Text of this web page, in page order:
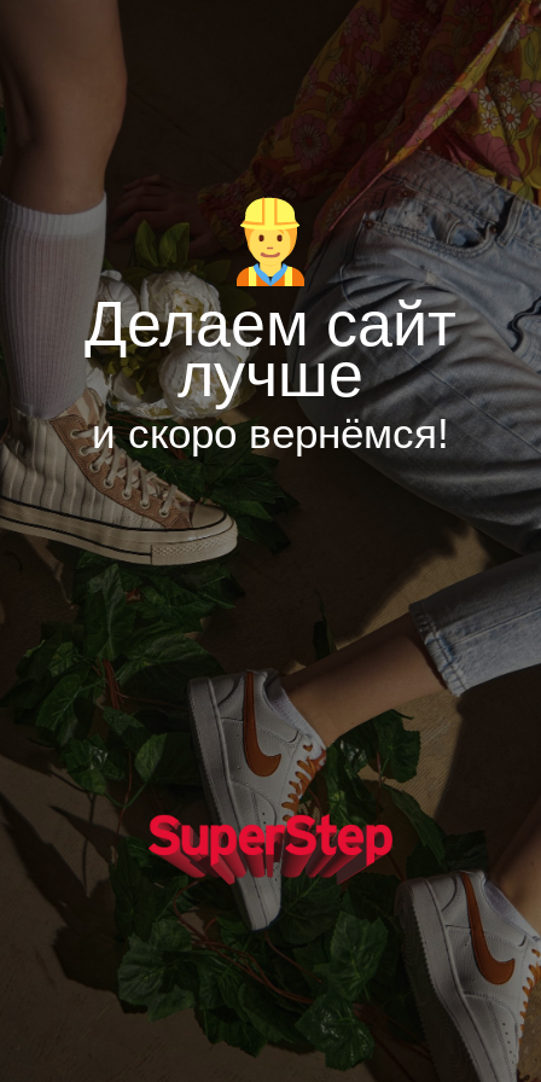
Делаем сайт
лучше
и скоро вернёмся!